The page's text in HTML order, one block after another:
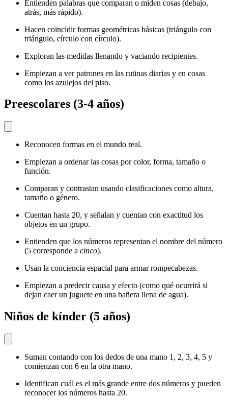
Entienden palabras que comparan o miden cosas (debajo,
atrás, más rápido).
Hacen coincidir formas geométricas básicas (triángulo con
triángulo, círculo con círculo).
Exploran las medidas llenando y vaciando recipientes.
Empiezan a ver patrones en las rutinas diarias y en cosas
como los azulejos del piso.
Preescolares (3-4 años)
Reconocen formas en el mundo real.
Empiezan a ordenar las cosas por color, forma, tamaño o
función.
Comparan y contrastan usando clasificaciones como altura,
tamaño o género.
Cuentan hasta 20, y señalan y cuentan con exactitud los
objetos en un grupo.
Entienden que los números representan el nombre del número
(5 corresponde a cinco).
Usan la conciencia espacial para armar rompecabezas.
Empiezan a predecir causa y efecto (como qué ocurrirá si
dejan caer un juguete en una bañera llena de agua).
Niños de kínder (5 años)
Suman contando con los dedos de una mano 1, 2, 3, 4, 5 y
comienzan con 6 en la otra mano.
Identifican cuál es el más grande entre dos números y pueden
reconocer los números hasta 20.